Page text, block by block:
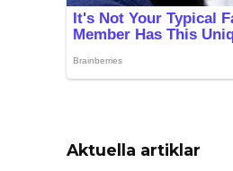
Aktuella artiklar